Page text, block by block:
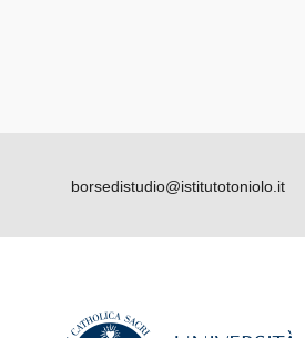
borsedistudio@istitutotoniolo.it